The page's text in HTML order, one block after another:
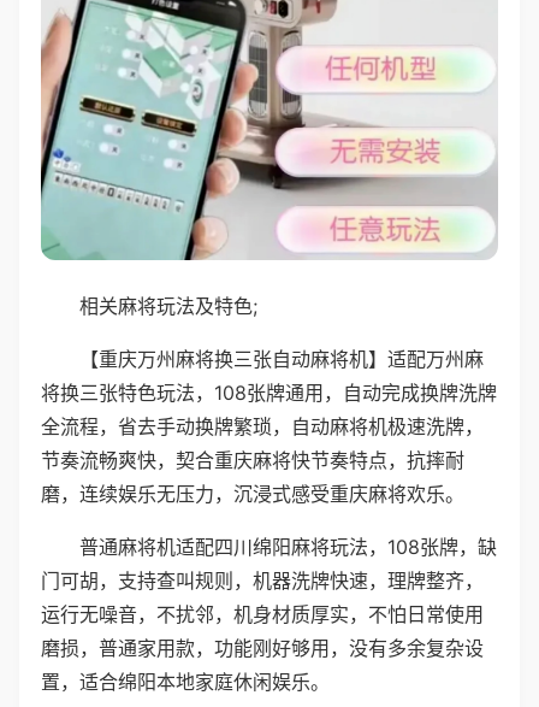
相关麻将玩法及特色;
【重庆万州麻将换三张自动麻将机】适配万州麻
将换三张特色玩法，108张牌通用，自动完成换牌洗牌
全流程，省去手动换牌繁琐，自动麻将机极速洗牌，
节奏流畅爽快，契合重庆麻将快节奏特点，抗摔耐
磨，连续娱乐无压力，沉浸式感受重庆麻将欢乐。
普通麻将机适配四川绵阳麻将玩法，108张牌，缺
门可胡，支持查叫规则，机器洗牌快速，理牌整齐，
运行无噪音，不扰邻，机身材质厚实，不怕日常使用
磨损，普通家用款，功能刚好够用，没有多余复杂设
置，适合绵阳本地家庭休闲娱乐。